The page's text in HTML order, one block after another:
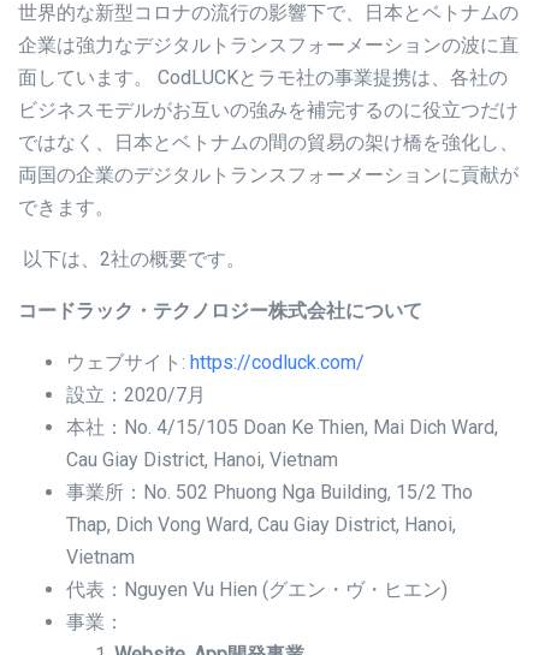
世界的な新型コロナの流行の影響下で、日本とベトナムの
企業は強力なデジタルトランスフォーメーションの波に直
面しています。 CodLUCKとラモ社の事業提携は、各社の
ビジネスモデルがお互いの強みを補完するのに役立つだけ
ではなく、日本とベトナムの間の貿易の架け橋を強化し、
両国の企業のデジタルトランスフォーメーションに貢献が
できます。
以下は、2社の概要です。
コードラック・テクノロジー株式会社について
ウェブサイト: https://codluck.com/
設立：2020/7月
本社：No. 4/15/105 Doan Ke Thien, Mai Dich Ward,
Cau Giay District, Hanoi, Vietnam
事業所：No. 502 Phuong Nga Building, 15/2 Tho
Thap, Dich Vong Ward, Cau Giay District, Hanoi,
Vietnam
代表：Nguyen Vu Hien (グエン・ヴ・ヒエン)
事業：